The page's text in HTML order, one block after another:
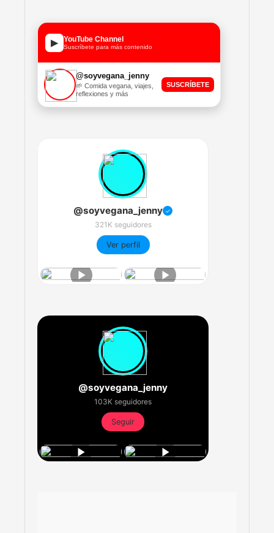
▶ YouTube Channel
Suscríbete para más contenido
@soyvegana_jenny
🌱 Comida vegana, viajes,
reflexiones y más
SUSCRÍBETE
@soyvegana_jenny ✓
321K seguidores
Ver perfil
@soyvegana_jenny
103K seguidores
Seguir